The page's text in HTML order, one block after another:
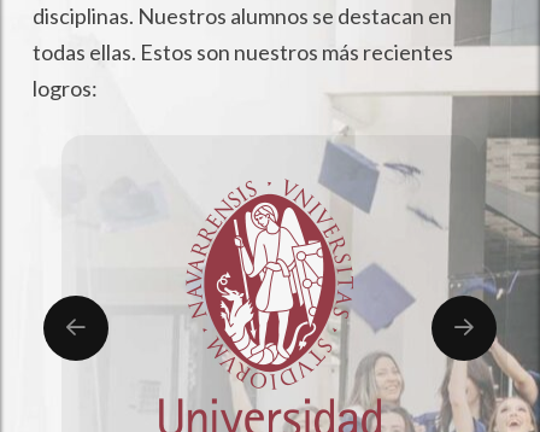
disciplinas. Nuestros alumnos se destacan en
todas ellas. Estos son nuestros más recientes
logros: